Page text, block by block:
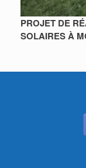
PROJET DE
SOLAIRES À